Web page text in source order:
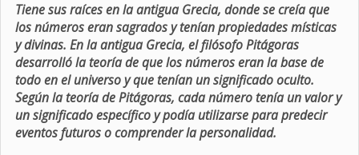
Tiene sus raíces en la antigua Grecia, donde se creía que
los números eran sagrados y tenían propiedades místicas
y divinas. En la antigua Grecia, el filósofo Pitágoras
desarrolló la teoría de que los números eran la base de
todo en el universo y que tenían un significado oculto.
Según la teoría de Pitágoras, cada número tenía un valor y
un significado específico y podía utilizarse para predecir
eventos futuros o comprender la personalidad.